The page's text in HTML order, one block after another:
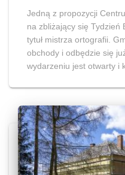
Jedną z propozycji
na zbliżający się Tydzień
tytuł mistrza ortografii.
obchody i odbędzie się
wydarzeniu jest otwarty i